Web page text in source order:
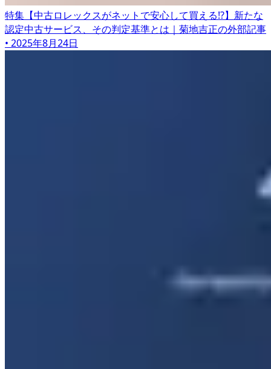
特集 【中古ロレックスがネットで安心して買える!?】新たな
認定中古サービス、その判定基準とは｜菊地吉正の外部記事
• 2025年8月24日